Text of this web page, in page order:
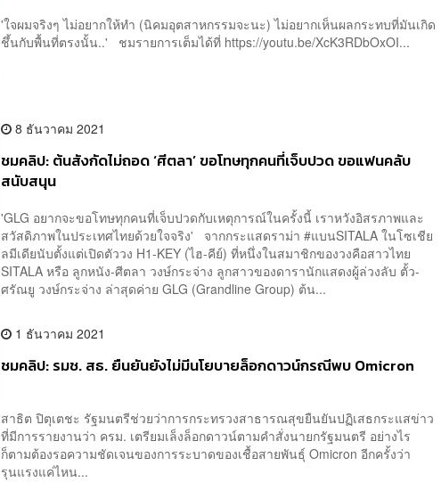
'ใจผมจริงๆ ไม่อยากให้ทำ (นิคมอุตสาหกรรมจะนะ) ไม่อยากเห็นผลกระทบที่มันเกิด
ชึ้นกับพื้นที่ตรงนั้น..' ชมรายการเต็มได้ที่ https://youtu.be/XcK3RDbOxOI...
8 ธันวาคม 2021
ชมคลิป: ต้นสังกัดไม่ถอด ‘ศีตลา’ ขอโทษทุกคนที่เจ็บปวด ขอแฟนคลับ
สนับสนุน
'GLG อยากจะขอโทษทุกคนที่เจ็บปวดกับเหตุการณ์ในครั้งนี้ เราหวังอิสรภาพและ
สวัสดิภาพในประเทศไทยด้วยใจจริง' จากกระแสดราม่า #แบนSITALA ในโซเชีย
ลมีเดียนับตั้งแต่เปิดตัววง H1-KEY (ไฮ-คีย์) ที่หนึ่งในสมาชิกของวงคือสาวไทย
SITALA หรือ ลูกหนัง-ศีตลา วงษ์กระจ่าง ลูกสาวของดารานักแสดงผู้ล่วงลับ ตั้ว-
ศรัณยู วงษ์กระจ่าง ล่าสุดค่าย GLG (Grandline Group) ต้น...
1 ธันวาคม 2021
ชมคลิป: รมช. สธ. ยืนยันยังไม่มีนโยบายล็อกดาวน์กรณีพบ Omicron
สาธิต ปิตุเตชะ รัฐมนตรีช่วยว่าการกระทรวงสาธารณสุขยืนยันปฏิเสธกระแสข่าว
ที่มีการรายงานว่า ครม. เตรียมเล็งล็อกดาวน์ตามคำสั่งนายกรัฐมนตรี อย่างไร
ก็ตามต้องรอความชัดเจนของการระบาดของเชื้อสายพันธุ์ Omicron อีกครั้งว่า
รุนแรงแค่ไหน...